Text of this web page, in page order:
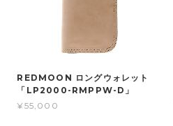
REDMOON ロングウォレット
「LP2000-RMPPW-D」
¥55,000